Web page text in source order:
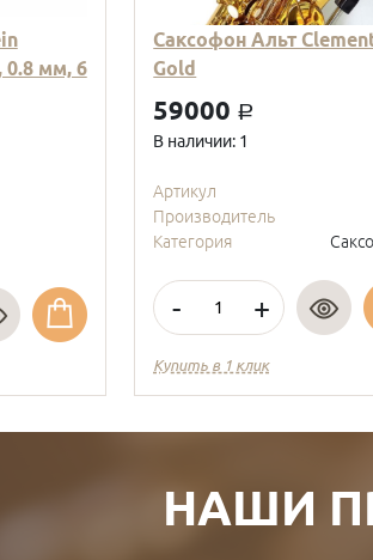
0.8 мм, 6
Саксофон Альт
Gold
59000 a
В наличии: 1
Артикул
Производитель
Категория
- +
Купить в 1 клик
НАШИ